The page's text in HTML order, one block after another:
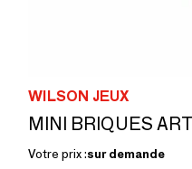
WILSON JEUX
MINI BRIQUES
Votre prix :sur demande